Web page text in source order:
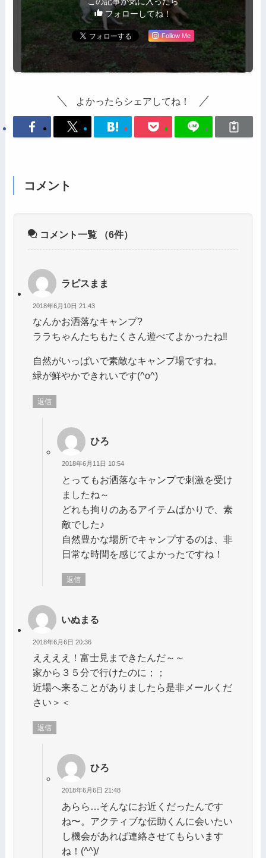
フォローしてね！
Follow Me
よかったらシェアしてね！
コメント
コメント一覧 （6件）
ラピスまま
2018年6月10日 21:43
なんかお洒落なキャンプ?
ララちゃんたちもたくさん遊べてよかったね‼️
自然がいっぱいで素敵なキャンプ場ですね。
緑が鮮やかできれいです(^o^)
返信
ひろ
2018年6月11日 10:54
とってもお洒落なキャンプで刺激を受け
ましたね～
どれも拘りのあるアイテムばかりで、素
敵でした♪
自然豊かな場所でキャンプするのは、非
日常な時間を感じてよかったですね！
返信
いぬまる
2018年6月6日 20:36
ええええ！富士見まできたんだ～～
家から３５分で行けたのに；；
近場へ来ることがありましたら是非メールくだ
さい＞＜
返信
ひろ
2018年6月6日 21:48
あらら…そんなにお近くだったんです
ね〜。アクティブな伝助くんに会いたい
し機会があれば連絡させてもらいます
ね！(^^)/